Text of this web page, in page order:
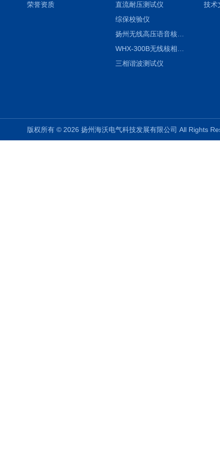
荣誉资质
直流耐压测试仪
综保校验仪
扬州无线高压语音核相仪
三相谐波测试仪
技术
版权所有 © 2026 扬州海沃电气科技发展有限公司 All